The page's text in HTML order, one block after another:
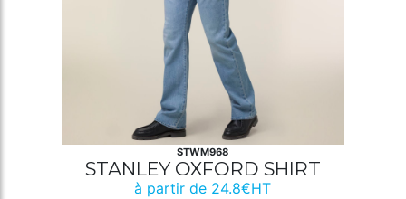
STWM968
STANLEY OXFORD SHIRT
à partir de 24.8€HT